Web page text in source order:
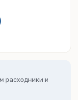
расходники и